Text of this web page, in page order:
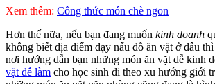
Xem thêm: Công thức món chè ngon
Hơn thế nữa, nếu bạn đang muốn kinh doanh
không biết địa điểm dạy nấu đồ ăn vặt ở đâu
nơi hướng dẫn bạn những món ăn vặt dễ kinh
vặt dễ làm cho học sinh đi theo xu hướng giới